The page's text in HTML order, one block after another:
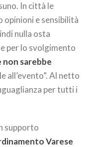
In città le
opinioni e sensibilità
nulla osta
per lo svolgimento
sarebbe
all’evento”. Al netto
per tutti i
supporto
Varese